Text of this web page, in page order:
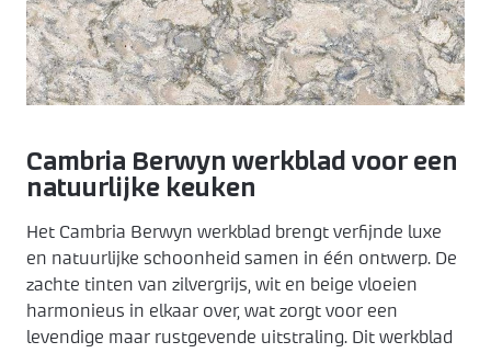
Pronorm
Häcker
Made by DAS
Keukenapparatuur
Keuken ontwerpen
Showroom uitverkoop
Landelijk
Modern
Over KEX
Over ons
Werkwijze
Openingstijden
Koopzondagen
ZZP keukenmonteur
Contact
Cambria Berwyn werkblad voor een
natuurlijke keuken
Het Cambria Berwyn werkblad brengt verfijnde luxe
en natuurlijke schoonheid samen in één ontwerp. De
zachte tinten van zilvergrijs, wit en beige vloeien
harmonieus in elkaar over, wat zorgt voor een
levendige maar rustgevende uitstraling. Dit werkblad